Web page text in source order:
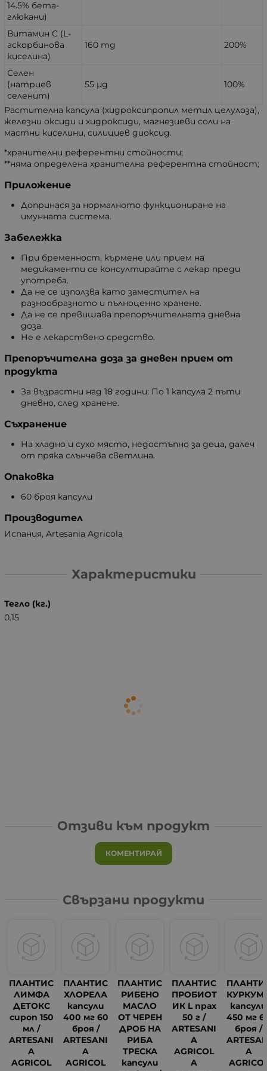
14.5% бета-
глюкани)
Витамин C (L-
аскорбинова
киселина)
160 mg 200%
Селен
(натриев
селенит)
55 µg 100%
Растителна капсула (хидроксипропил метил целулоза),
железни оксиди и хидроксиди, магнезиеви соли на
мастни киселини, силициев диоксид.
*хранителни референтни стойности;
**няма определена хранителна референтна стойност;
Приложение
Допринася за нормалното функциониране на
имунната система.
Забележка
При бременност, кърмене или прием на
медикаменти се консултирайте с лекар преди
употреба.
Да не се използва като заместител на
разнообразното и пълноценно хранене.
Да не се превишава препоръчителната дневна
доза.
Не е лекарствено средство.
Препоръчителна доза за дневен прием от
продукта
За възрастни над 18 години: По 1 капсула 2 пъти
дневно, след хранене.
Съхранение
На хладно и сухо място, недостъпно за деца, далеч
от пряка слънчева светлина.
Опаковка
60 броя капсули
Производител
Испания, Artesania Agricola
Характеристики
Тегло (кг.)
0.15
Отзиви към продукт
КОМЕНТИРАЙ
Свързани продукти
ПЛАНТИС
ЛИМФА
ДЕТОКС
сироп 150
мл /
ARTESANI
A
AGRICOL
ПЛАНТИС
ХЛОРЕЛА
капсули
400 мг 60
броя /
ARTESANI
A
AGRICOL
ПЛАНТИС
РИБЕНО
МАСЛО
ОТ ЧЕРЕН
ДРОБ НА
РИБА
ТРЕСКА
капсули
ПЛАНТИС
ПРОБИОТ
ИК L прах
50 г /
ARTESANI
A
AGRICOL
A
капсули
450 мг
броя /
A